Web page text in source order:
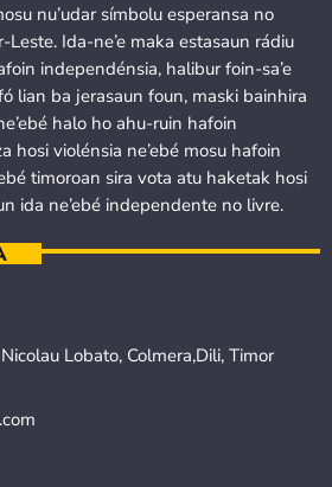
nu’udar símbolu esperansa no
Ida-ne’e maka estasaun rádiu
independénsia, halibur foin-sa’e
lian ba jerasaun foun, maski bainhira
halo ho ahu-ruin hafoin
hosi violénsia ne’ebé mosu hafoin
timoroan sira vota atu haketak hosi
ida ne’ebé independente no livre.
Lobato, Colmera,Dili, Timor